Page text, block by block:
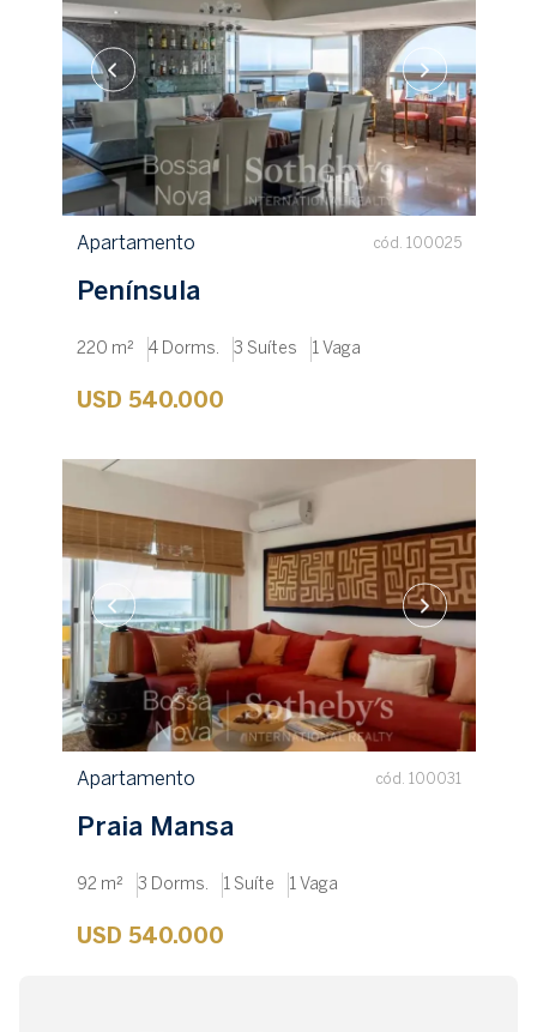
Apartamento cód. 100025
Península
220 m² 4 Dorms. 3 Suítes 1 Vaga
USD 540.000
Apartamento cód. 100031
Praia Mansa
92 m² 3 Dorms. 1 Suíte 1 Vaga
USD 540.000